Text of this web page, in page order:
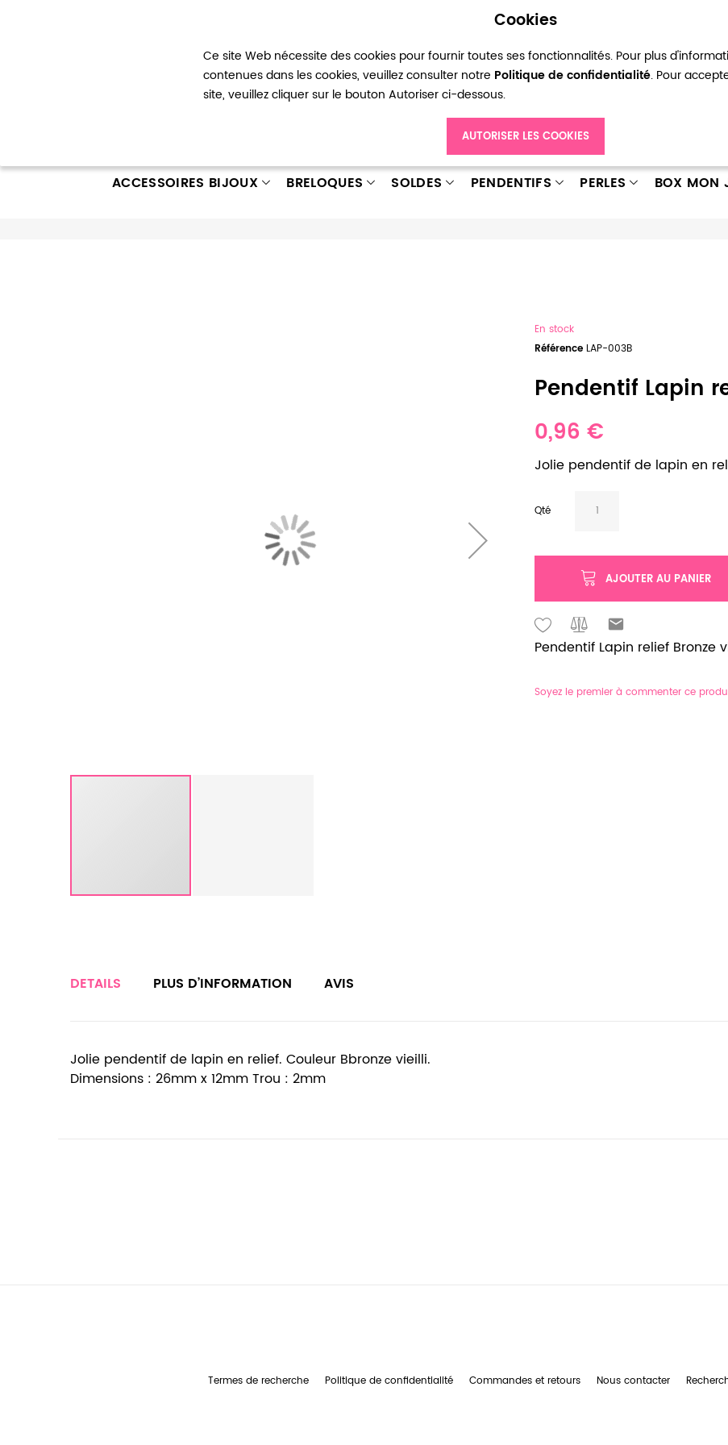
Cookies
Ce site Web nécessite des cookies pour fournir toutes ses fonctionnalités. Pour plus
contenues dans les cookies, veuillez consulter notre Politique de confidentialité. Pour
site, veuillez cliquer sur le bouton Autoriser ci-dessous.
AUTORISER LES COOKIES
Mon compte Ma liste d’envies Connexion Créer
ACCESSOIRES BIJOUX BRELOQUES SOLDES PENDENTIFS PERLES BOX MON
En stock
Référence LAP-003B
Pendentif Lapin
0,96 €
Jolie pendentif de lapin en
Qté
AJOUTER AU PANIER
Pendentif Lapin relief
Soyez le premier à commenter ce
DETAILS
Jolie pendentif de lapin en relief. Couleur Bbronze vieilli.
Dimensions : 26mm x 12mm Trou : 2mm
PLUS D’INFORMATION AVIS
Termes de recherche Politique de confidentialité Commandes et retours Nous contacter